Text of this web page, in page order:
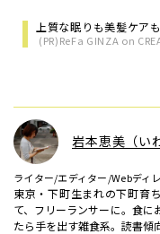
上質な眠りも美髪ケア
(PR)ReFa GINZA on
岩本恵美（い
ライター/エディター/Webディ
東京・下町生まれの下町育
て、フリーランサーに。食に
たら手を出す雑食系。読書傾